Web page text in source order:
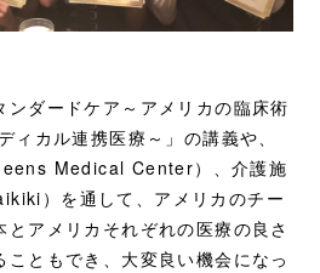
ンダードケア～アメリカの臨床術
ィカル連携医療～」の講義や、
Medical Center）、介護施
）を通して、アメリカのチー
アメリカそれぞれの医療の良さ
ともでき、大変良い機会になっ